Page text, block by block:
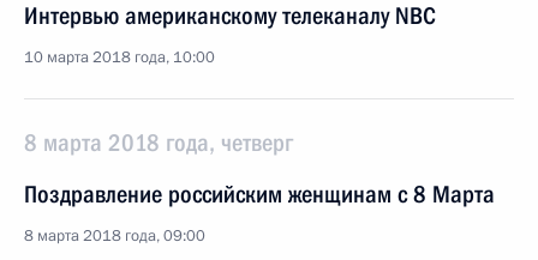
Интервью американскому телеканалу NBC
10 марта 2018 года, 10:00
8 марта 2018 года, четверг
Поздравление российским женщинам с 8 Марта
8 марта 2018 года, 09:00